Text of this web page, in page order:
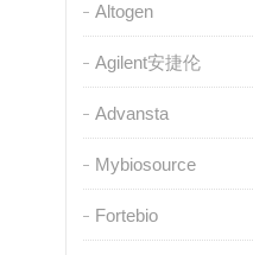
Altogen
Agilent安捷伦
Advansta
Mybiosource
Fortebio